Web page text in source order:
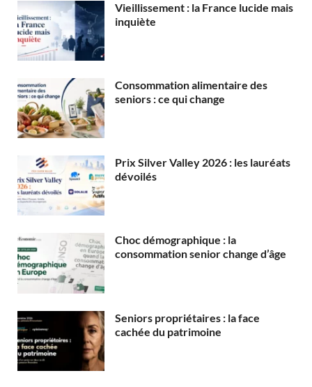
Vieillissement : la France lucide mais
inquiète
Consommation alimentaire des
seniors : ce qui change
Prix Silver Valley 2026 : les lauréats
dévoilés
Choc démographique : la
consommation senior change d’âge
Seniors propriétaires : la face
cachée du patrimoine